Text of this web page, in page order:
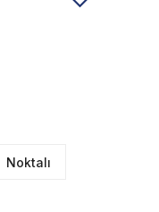
Noktalı